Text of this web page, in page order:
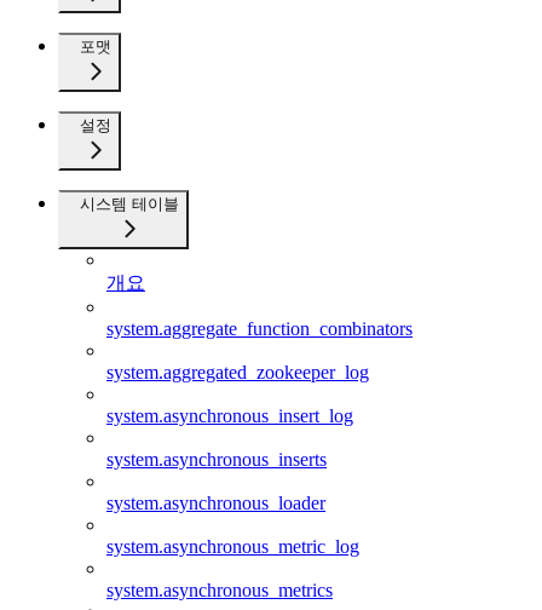
포맷
설정
시스템 테이블
개요
system.aggregate_function_combinators
system.aggregated_zookeeper_log
system.asynchronous_insert_log
system.asynchronous_inserts
system.asynchronous_loader
system.asynchronous_metric_log
system.asynchronous_metrics